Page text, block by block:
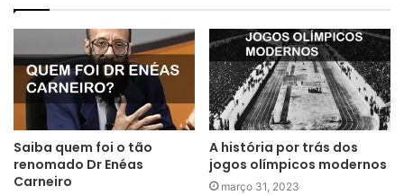
Saiba quem foi o tão
renomado Dr Enéas
Carneiro
A história por trás dos
jogos olímpicos modernos
março 31, 2023